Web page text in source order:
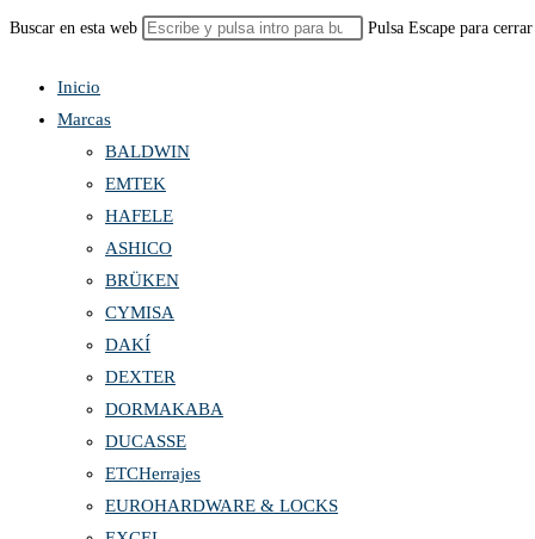
Buscar en esta web Pulsa Escape para
Inicio
Marcas
BALDWIN
EMTEK
HAFELE
ASHICO
BRÜKEN
CYMISA
DAKÍ
DEXTER
DORMAKABA
DUCASSE
ETCHerrajes
EUROHARDWARE & LOCKS